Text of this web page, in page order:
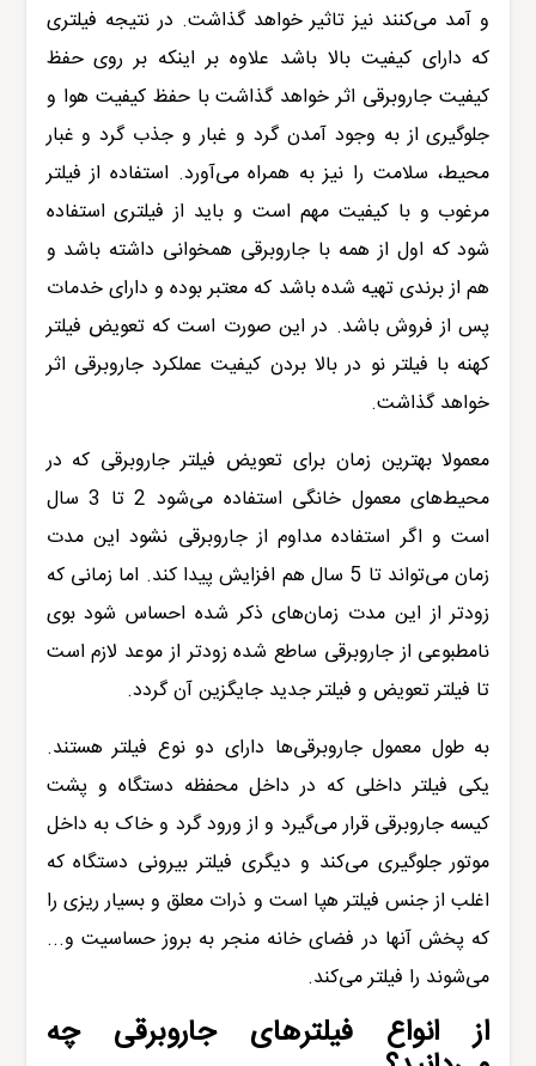
و آمد می‌کنند نیز تاثیر خواهد گذاشت. در نتیجه فیلتری
که دارای کیفیت بالا باشد علاوه بر اینکه بر روی حفظ
کیفیت جاروبرقی اثر خواهد گذاشت با حفظ کیفیت هوا و
جلوگیری از به وجود آمدن گرد و غبار و جذب گرد و غبار
محیط، سلامت را نیز به همراه می‌آورد. استفاده از فیلتر
مرغوب و با کیفیت مهم است و باید از فیلتری استفاده
شود که اول از همه با جاروبرقی همخوانی داشته باشد و
هم از برندی تهیه شده باشد که معتبر بوده و دارای خدمات
پس از فروش باشد. در این صورت است که تعویض فیلتر
کهنه با فیلتر نو در بالا بردن کیفیت عملکرد جاروبرقی اثر
خواهد گذاشت.
معمولا بهترین زمان برای تعویض فیلتر جاروبرقی که در
محیط‌های معمول خانگی استفاده می
شود 2 تا 3 سال
است و اگر استفاده مداوم ازجاروبرقی نشود این مدت
زمان می‌تواند تا 5 سال هم افزایش پیدا کند. اما زمانی که
زودتر از این مدت زمان‌های ذکر شده احساس شود بوی
نامطبوعی از جاروبرقی ساطع شده زودتر از موعد لازم است
تا فیلتر تعویض و فیلتر جدید جایگزین آن گردد.
به طول معمول جاروبرقی‌ها دارای دو نوع فیلتر هستند.
یکی فیلتر داخلی که در داخل محفظه دستگاه و پشت
کیسه جاروبرقی قرار می‌گیرد و از ورود گرد و خاک به داخل
موتور جلوگیری می‌کند و دیگری فیلتر بیرونی دستگاه که
اغلب از جنس فیلتر هپا است و ذرات معلق و بسیار ریزی را
که پخش آنها در فضای خانه منجر به بروز حساسیت و...
می‌شوند را فیلتر می‌کند.
از انواع فیلترهای جاروبرقی چه